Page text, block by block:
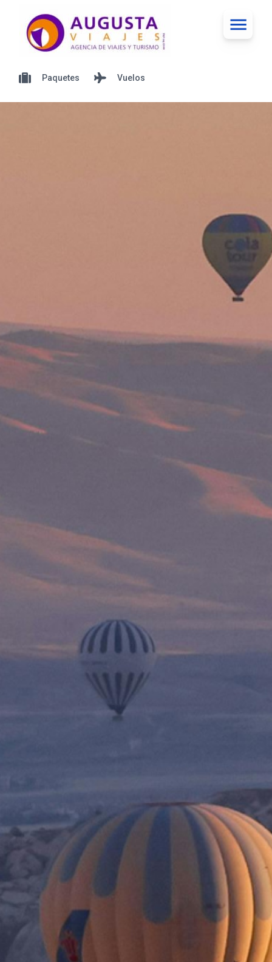
Paquetes Vuelos